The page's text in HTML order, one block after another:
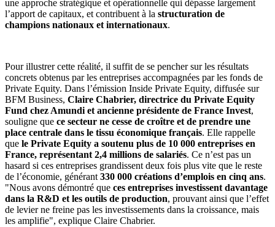
une approche stratégique et opérationnelle qui dépasse largement
l’apport de capitaux, et contribuent à la structuration de
champions nationaux et internationaux.
Pour illustrer cette réalité, il suffit de se pencher sur les résultats
concrets obtenus par les entreprises accompagnées par les fonds de
Private Equity. Dans l’émission Inside Private Equity, diffusée sur
BFM Business, Claire Chabrier, directrice du Private Equity
Fund chez Amundi et ancienne présidente de France Invest,
souligne que ce secteur ne cesse de croître et de prendre une
place centrale dans le tissu économique français. Elle rappelle
que le Private Equity a soutenu plus de 10 000 entreprises en
France, représentant 2,4 millions de salariés. Ce n’est pas un
hasard si ces entreprises grandissent deux fois plus vite que le reste
de l’économie, générant 330 000 créations d’emplois en cinq ans.
"Nous avons démontré que ces entreprises investissent davantage
dans la R&D et les outils de production, prouvant ainsi que l’effet
de levier ne freine pas les investissements dans la croissance, mais
les amplifie", explique Claire Chabrier.